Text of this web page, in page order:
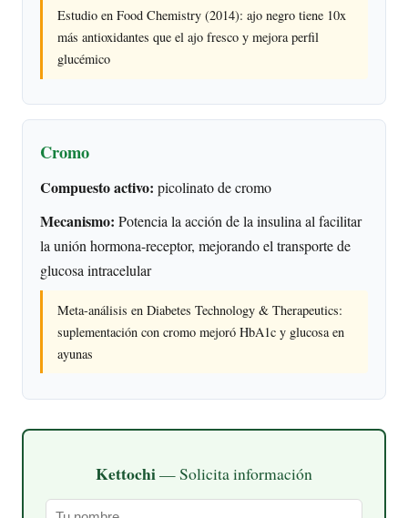
Estudio en Food Chemistry (2014): ajo negro tiene 10x
más antioxidantes que el ajo fresco y mejora perfil
glucémico
Cromo
Compuesto activo: picolinato de cromo
Mecanismo: Potencia la acción de la insulina al facilitar
la unión hormona-receptor, mejorando el transporte de
glucosa intracelular
Meta-análisis en Diabetes Technology & Therapeutics:
suplementación con cromo mejoró HbA1c y glucosa en
ayunas
Kettochi— Solicita información